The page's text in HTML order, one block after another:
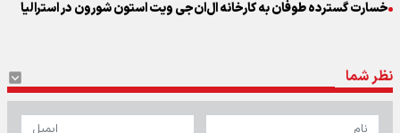
خسارت گسترده طوفان به کارخانه ال‌ان‌جی ویت استون شورون در استرالیا
نظر شما